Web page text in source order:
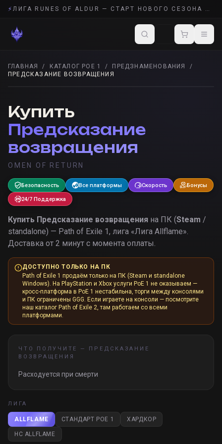
⚡ ЛИГА RUNES OF ALDUR — СТАРТ НОВОГО СЕЗОНА POE 2
ГЛАВНАЯ / КАТАЛОГ POE 1 / ПРЕДЗНАМЕНОВАНИЯ
/
ПРЕДСКАЗАНИЕ ВОЗВРАЩЕНИЯ
Купить
Предсказание
возвращения
OMEN OF RETURN
Безопасность Все платформы Скорость Бонусы
24/7 Поддержка
Купить Предсказание возвращения на ПК (Steam /
standalone) — Path of Exile 1, лига «Лига Allflame».
Доставка от 2 минут с момента оплаты.
ДОСТУПНО ТОЛЬКО НА ПК
Path of Exile 1 продаём только на ПК (Steam и standalone
Windows). На PlayStation и Xbox услуги PoE 1 не оказываем —
кросс-платформа в PoE 1 нестабильна, торги между консолями
и ПК ограничены GGG. Если играете на консоли — посмотрите
наш каталог Path of Exile 2, там работаем со всеми
платформами.
ЧТО ПОЛУЧИТЕ — ПРЕДСКАЗАНИЕ
ВОЗВРАЩЕНИЯ
Расходуется при смерти
ЛИГА
ALLFLAME СТАНДАРТ POE 1 ХАРДКОР
HC ALLFLAME